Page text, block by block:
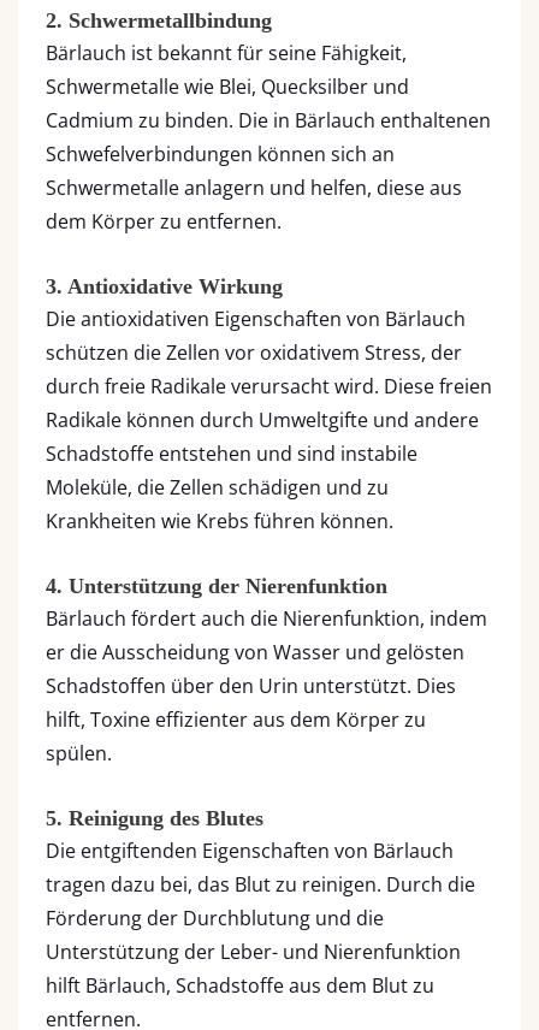
2. Schwermetallbindung
Bärlauch ist bekannt für seine Fähigkeit,
Schwermetalle wie Blei, Quecksilber und
Cadmium zu binden. Die in Bärlauch enthaltenen
Schwefelverbindungen können sich an
Schwermetalle anlagern und helfen, diese aus
dem Körper zu entfernen.
3. Antioxidative Wirkung
Die antioxidativen Eigenschaften von Bärlauch
schützen die Zellen vor oxidativem Stress, der
durch freie Radikale verursacht wird. Diese freien
Radikale können durch Umweltgifte und andere
Schadstoffe entstehen und sind instabile
Moleküle, die Zellen schädigen und zu
Krankheiten wie Krebs führen können.
4. Unterstützung der Nierenfunktion
Bärlauch fördert auch die Nierenfunktion, indem
er die Ausscheidung von Wasser und gelösten
Schadstoffen über den Urin unterstützt. Dies
hilft, Toxine effizienter aus dem Körper zu
spülen.
5. Reinigung des Blutes
Die entgiftenden Eigenschaften von Bärlauch
tragen dazu bei, das Blut zu reinigen. Durch die
Förderung der Durchblutung und die
Unterstützung der Leber- und Nierenfunktion
hilft Bärlauch, Schadstoffe aus dem Blut zu
entfernen.